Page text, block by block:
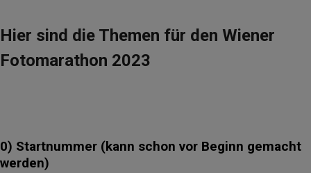
Hier sind die Themen für den Wiener
Fotomarathon 2023
0) Startnummer (kann schon vor Beginn gemacht
werden)